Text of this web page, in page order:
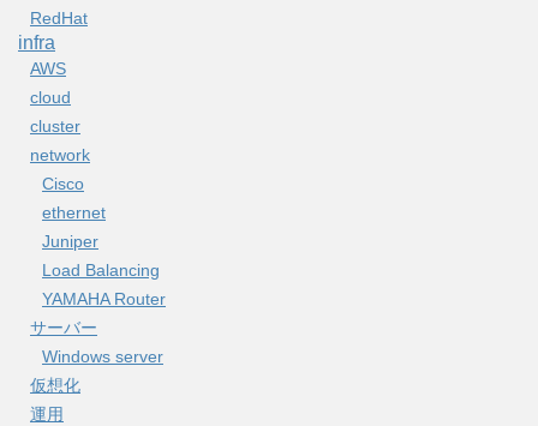
RedHat
infra
AWS
cloud
cluster
network
Cisco
ethernet
Juniper
Load Balancing
YAMAHA Router
サーバー
Windows server
仮想化
運用